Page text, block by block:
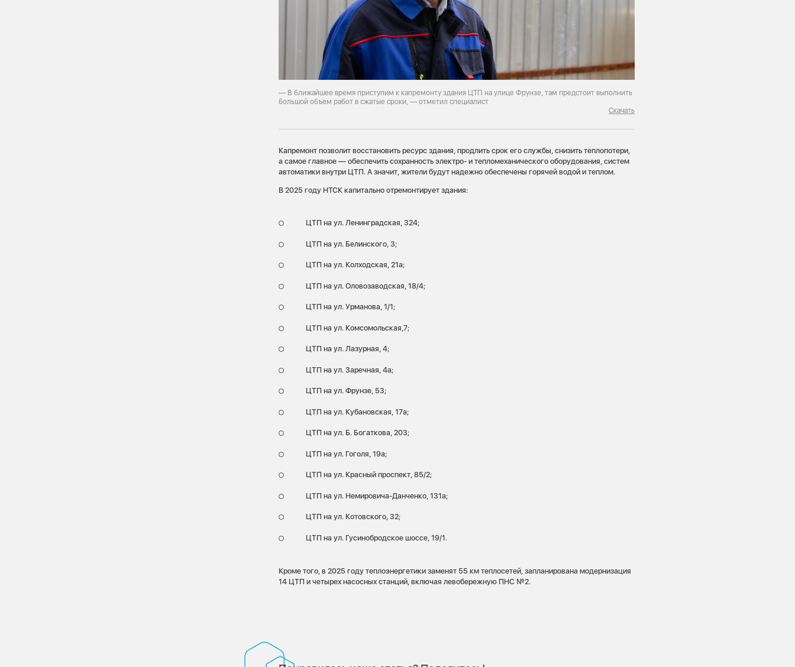
— В ближайшее время приступим к капремонту здания ЦТП на улице Фрунзе, там предстоит выполнить
большой объем работ в сжатые сроки, — отметил специалист
Скачать
Капремонт позволит восстановить ресурс здания, продлить срок его службы, снизить теплопотери,
а самое главное — обеспечить сохранность электро- и тепломеханического оборудования, систем
автоматики внутри ЦТП. А значит, жители будут надежно обеспечены горячей водой и теплом.
В 2025 году НТСК капитально отремонтирует здания:
ЦТП на ул. Ленинградская, 324;
ЦТП на ул. Белинского, 3;
ЦТП на ул. Колходская, 21а;
ЦТП на ул. Оловозаводская, 18/4;
ЦТП на ул. Урманова, 1/1;
ЦТП на ул. Комсомольская,7;
ЦТП на ул. Лазурная, 4;
ЦТП на ул. Заречная, 4а;
ЦТП на ул. Фрунзе, 53;
ЦТП на ул. Кубановская, 17а;
ЦТП на ул. Б. Богаткова, 203;
ЦТП на ул. Гоголя, 19а;
ЦТП на ул. Красный проспект, 85/2;
ЦТП на ул. Немировича-Данченко, 131а;
ЦТП на ул. Котовского, 32;
ЦТП на ул. Гусинобродское шоссе, 19/1.
Кроме того, в 2025 году теплоэнергетики заменят 55 км теплосетей, запланирована модернизация
14 ЦТП и четырех насосных станций, включая левобережную ПНС №2.